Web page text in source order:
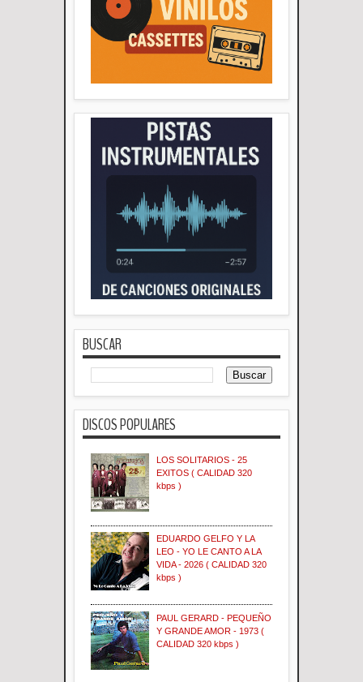
BUSCAR
DISCOS POPULARES
LOS SOLITARIOS - 25
EXITOS ( CALIDAD 320
kbps )
EDUARDO GELFO Y LA
LEO - YO LE CANTO A LA
VIDA - 2026 ( CALIDAD 320
kbps )
PAUL GERARD - PEQUEÑO
Y GRANDE AMOR - 1973 (
CALIDAD 320 kbps )